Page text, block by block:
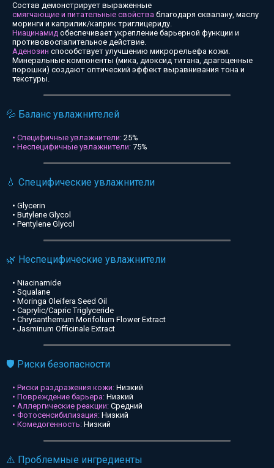
Состав демонстрирует выраженные
смягчающие и питательные свойства благодаря сквалану, маслу
моринги и каприлик/каприк триглицериду.
Ниацинамид обеспечивает укрепление барьерной функции и
противовоспалительное действие.
Аденозин способствует улучшению микрорельефа кожи.
Минеральные компоненты (мика, диоксид титана, драгоценные
порошки) создают оптический эффект выравнивания тона и
текстуры.
💦 Баланс увлажнителей
• Специфичные увлажнители: 25%
• Неспецифичные увлажнители: 75%
💧 Специфические увлажнители
• Glycerin
• Butylene Glycol
• Pentylene Glycol
🌿 Неспецифические увлажнители
• Niacinamide
• Squalane
• Moringa Oleifera Seed Oil
• Caprylic/Capric Triglyceride
• Chrysanthemum Morifolium Flower Extract
• Jasminum Officinale Extract
🛡️ Риски безопасности
• Риски раздражения кожи: Низкий
• Повреждение барьера: Низкий
• Аллергические реакции: Средний
• Фотосенсибилизация: Низкий
• Комедогенность: Низкий
⚠️ Проблемные ингредиенты